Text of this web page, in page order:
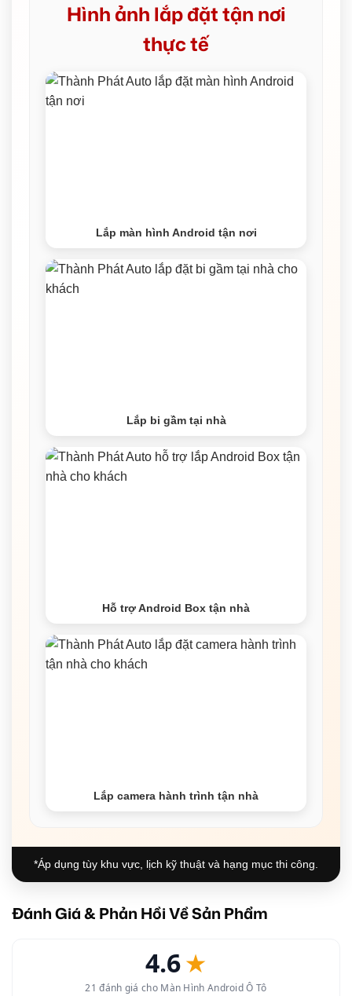
Hình ảnh lắp đặt tận nơi
thực tế
Lắp màn hình Android tận nơi
Lắp bi gầm tại nhà
Hỗ trợ Android Box tận nhà
Lắp camera hành trình tận nhà
*Áp dụng tùy khu vực, lịch kỹ thuật và hạng mục thi công.
Đánh Giá & Phản Hồi Về Sản Phẩm
4.6★
21 đánh giá cho Màn Hình Android Ô Tô